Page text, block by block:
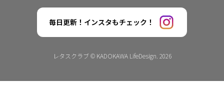
毎日更新！インスタもチェック！
レタスクラブ © KADOKAWA LifeDesign. 2026